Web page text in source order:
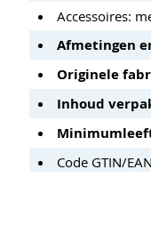
Accessoires:
Afmetingen
Originele
Inhoud
Code GTIN/